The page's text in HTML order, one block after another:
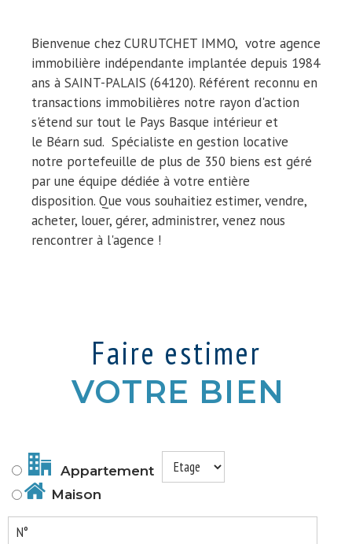
Bienvenue chez CURUTCHET IMMO, votre agence
immobilière indépendante implantée depuis 1984
ans à SAINT-PALAIS (64120). Référent reconnu en
transactions immobilières notre rayon d'action
s'étend sur tout le Pays Basque intérieur et
le Béarn sud. Spécialiste en gestion locative
notre portefeuille de plus de 350 biens est géré
par une équipe dédiée à votre entière
disposition. Que vous souhaitiez estimer, vendre,
acheter, louer, gérer, administrer, venez nous
rencontrer à l'agence !
Faire estimer
VOTRE BIEN
Appartement
Maison